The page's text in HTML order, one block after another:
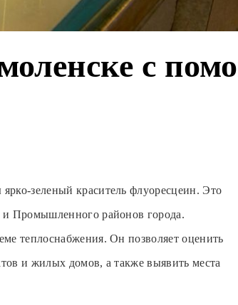
с
зеленый краситель флуоресцеин. Это
и Промышленного районов города.
теплоснабжения. Он позволяет оценить
и жилых домов, а также выявить места